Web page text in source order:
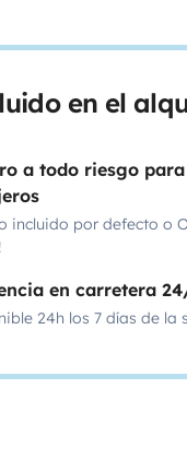
en el
a todo riesgo
incluido por defecto o
en carretera
24h los 7 días de la